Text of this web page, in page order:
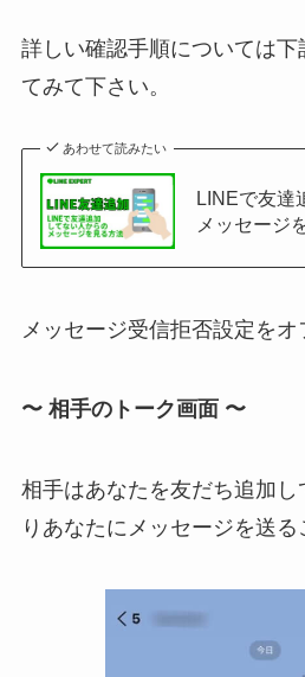
詳しい確認手順については下
てみて下さい。
あわせて読みたい
LINEで友達
メッセージ
メッセージ受信拒否設定をオ
〜 相手のトーク画面 〜
相手はあなたを友だち追加し
りあなたにメッセージを送る